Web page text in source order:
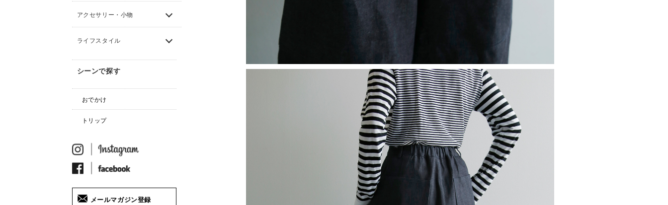
アクセサリー・小物
ライフスタイル
シーンで探す
おでかけ
トリップ
メールマガジン登録